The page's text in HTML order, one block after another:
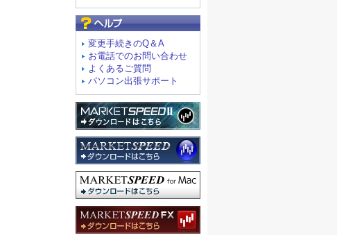
変更手続きのQ＆A
お電話でのお問い合わせ
よくあるご質問
パソコン出張サポート